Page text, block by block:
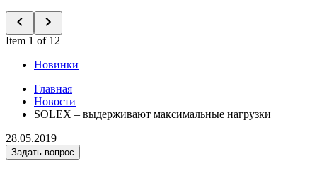
Item 1 of 12
Новинки
Главная
Новости
SOLEX – выдерживают максимальные нагрузки
28.05.2019
Задать вопрос